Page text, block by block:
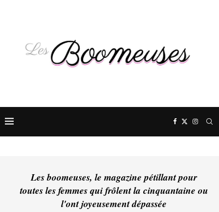
Les boomeuses, le magazine pétillant pour
toutes les femmes qui frôlent la cinquantaine ou
l'ont joyeusement dépassée